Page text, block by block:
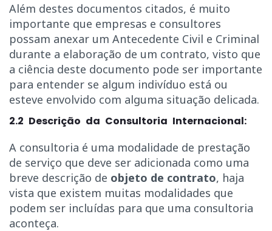
Além destes documentos citados, é muito
importante que empresas e consultores
possam anexar um Antecedente Civil e Criminal
durante a elaboração de um contrato, visto que
a ciência deste documento pode ser importante
para entender se algum indivíduo está ou
esteve envolvido com alguma situação delicada.
2.2 Descrição da Consultoria Internacional:
A consultoria é uma modalidade de prestação
de serviço que deve ser adicionada como uma
breve descrição de objeto de contrato, haja
vista que existem muitas modalidades que
podem ser incluídas para que uma consultoria
aconteça.